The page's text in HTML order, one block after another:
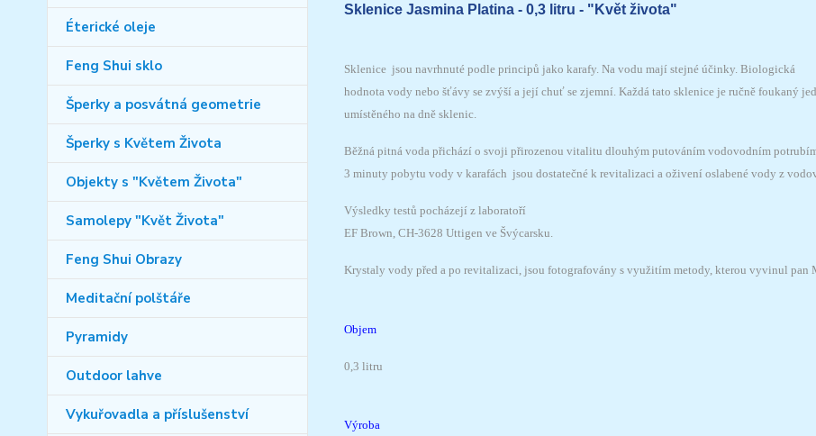
Éterické oleje
Feng Shui sklo
Šperky a posvátná geometrie
Šperky s Květem Života
Objekty s "Květem Života"
Samolepy "Květ Života"
Feng Shui Obrazy
Meditační polštáře
Pyramidy
Outdoor lahve
Vykuřovadla a příslušenství
Sklenice Jasmina Platina - 0,3 litru - "Květ života"
Sklenice jsou navrhnuté podle principů jako karafy. Na vodu mají stejné účinky. Biologická
hodnota vody nebo šťávy se zvýší a její chuť se zjemní. Každá tato sklenice je ručně foukaný
umístěného na dně sklenic.
Běžná pitná voda přichází o svoji přirozenou vitalitu dlouhým putováním vodovodním
3 minuty pobytu vody v karafách jsou dostatečné k revitalizaci a oživení oslabené vody z
Výsledky testů pocházejí z laboratoří
EF Brown, CH-3628 Uttigen ve Švýcarsku.
Krystaly vody před a po revitalizaci, jsou fotografovány s využitím metody, kterou vyvinul pan
Objem
0,3 litru
Výroba